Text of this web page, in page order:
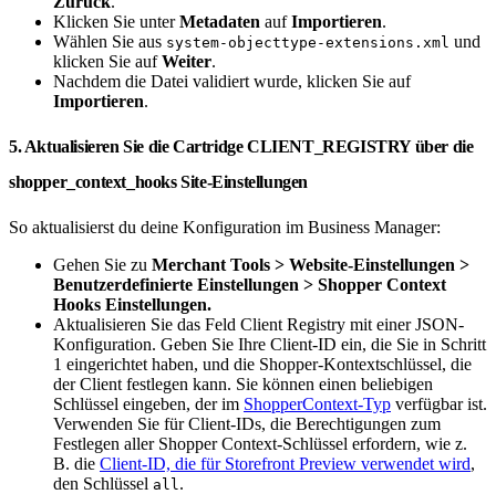
Klicken Sie unterMetadaten aufImportieren.
Wählen Sie aus system-objecttype-extensions.xml und
klicken Sie aufWeiter.
Nachdem die Datei validiert wurde, klicken Sie auf
Importieren.
5. Aktualisieren Sie die Cartridge CLIENT_REGISTRY über die
shopper_context_hooks Site-Einstellungen
So aktualisierst du deine Konfiguration im Business Manager:
Gehen Sie zu Merchant Tools > Website-Einstellungen >
Benutzerdefinierte Einstellungen > Shopper Context
Hooks Einstellungen.
Aktualisieren Sie das Feld Client Registry mit einer JSON-
Konfiguration. Geben Sie Ihre Client-ID ein, die Sie in Schritt
1 eingerichtet haben, und die Shopper-Kontextschlüssel, die
der Client festlegen kann. Sie können einen beliebigen
Schlüssel eingeben, der im ShopperContext-Typ verfügbar ist.
Verwenden Sie für Client-IDs, die Berechtigungen zum
Festlegen aller Shopper Context-Schlüssel erfordern, wie z.
B. die Client-ID, die für Storefront Preview verwendet wird,
den Schlüssel all .